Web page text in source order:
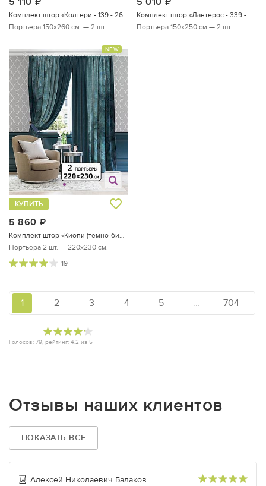
Комплект штор «Колтери - 139 - 260 см»
Портьера 150х260 см. — 2 шт.
Комплект штор «Лантерос - 339 - 250 см»
Портьера 150х250 см — 2 шт.
NEW
5 860
КУПИТЬ
Комплект штор «Киопи (темно-бирюзовый) - 230 см»
Портьера 2 шт. — 220х230 см.
19
Голосов: 79, рейтинг: 4.2 из 5
1 2 3 4 5 ... 704
Отзывы наших клиентов
ПОКАЗАТЬ ВСЕ
Алексей Николаевич Балаков